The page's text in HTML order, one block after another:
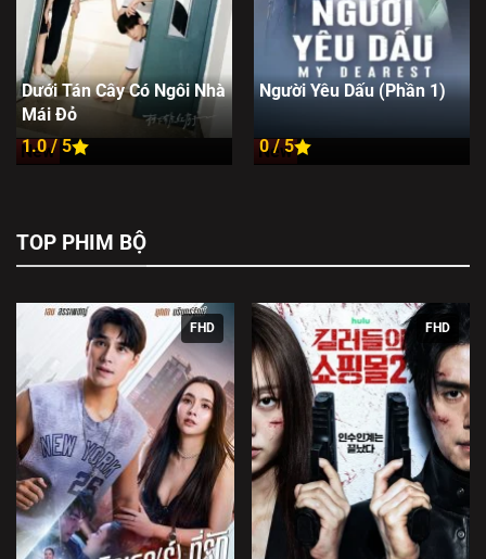
New
Dưới Tán Cây Có Ngôi Nhà
Mái Đỏ
1.0 / 5
New
Người Yêu Dấu (Phần 1)
0 / 5
TOP PHIM BỘ
FHD FHD